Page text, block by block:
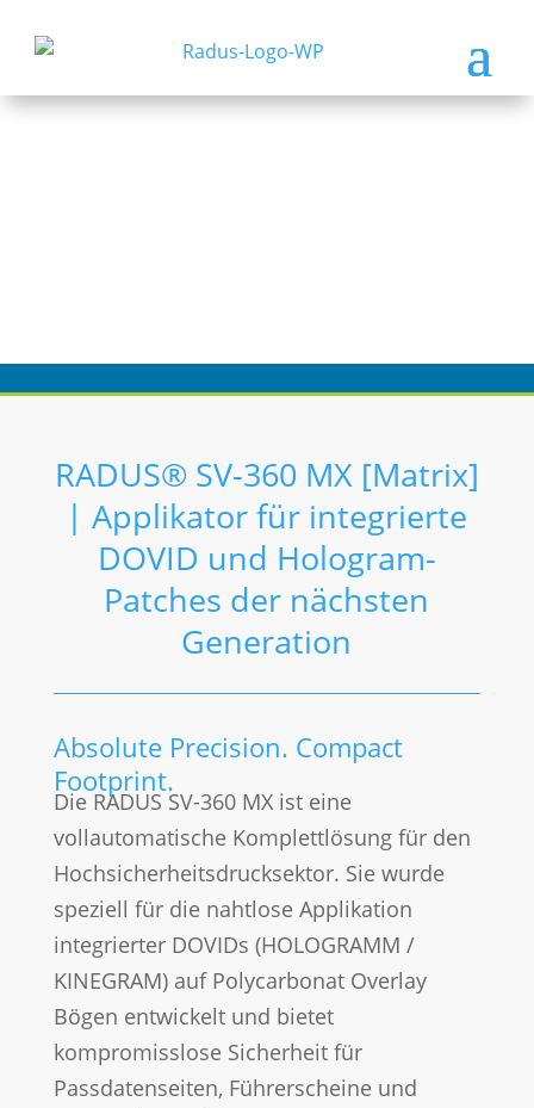
RADUS® SV-360 MX [Matrix]
| Applikator für integrierte
DOVID und Hologram-
Patches der nächsten
Generation
Absolute Precision. Compact
Footprint.
Die RADUS SV-360 MX ist eine
vollautomatische Komplettlösung für den
Hochsicherheitsdrucksektor. Sie wurde
speziell für die nahtlose Applikation
integrierter DOVIDs (HOLOGRAMM /
KINEGRAM) auf Polycarbonat Overlay
Bögen entwickelt und bietet
kompromisslose Sicherheit für
Passdatenseiten, Führerscheine und